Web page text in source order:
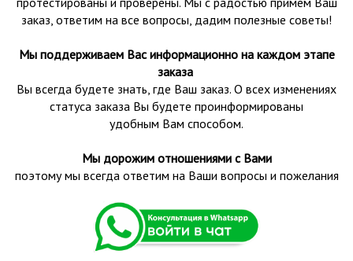
заказ, ответим на все вопросы, дадим полезные советы!
Мы поддерживаем Вас информационно на каждом этапе
заказа
Вы всегда будете знать, где Ваш заказ. О всех изменениях
статуса заказа Вы будете проинформированы
удобным Вам способом.
Мы дорожим отношениями с Вами
поэтому мы всегда ответим на Ваши вопросы и пожелания